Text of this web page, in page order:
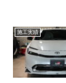
施工実績